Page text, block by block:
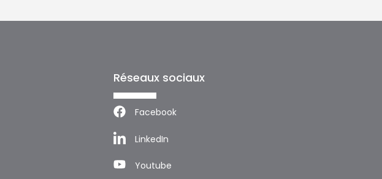
Réseaux sociaux
Facebook
LinkedIn
Youtube